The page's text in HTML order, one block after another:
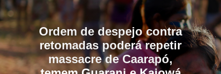
Ordem de despejo contra
retomadas poderá repetir
massacre de Caarapó,